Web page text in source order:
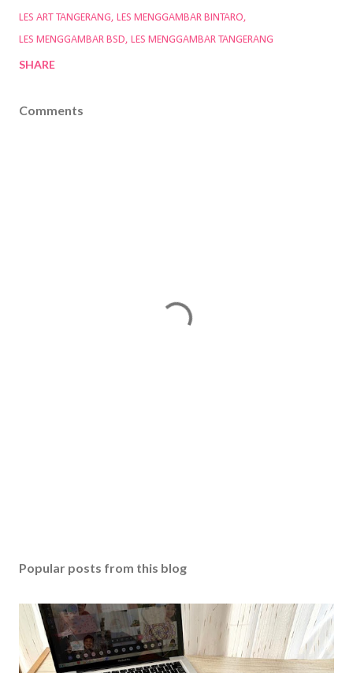
LES ART TANGERANG
LES MENGGAMBAR BINTARO
LES MENGGAMBAR BSD
LES MENGGAMBAR TANGERANG
SHARE
Comments
Popular posts from this blog